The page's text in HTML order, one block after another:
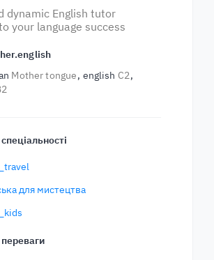
dynamic English tutor
your language success
Mother tongue english C2
для мистецтва
переваги